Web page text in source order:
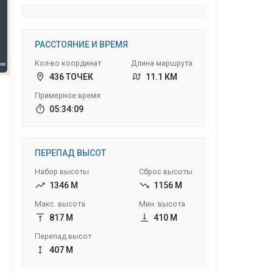
РАССТОЯНИЕ И ВРЕМЯ
Кол-во координат
436 ТОЧЕК
Примерное время
05:34:09
Длина маршрута
11.1 КМ
ПЕРЕПАД ВЫСОТ
Набор высоты
1346 М
Макс. высота
817 М
Перепад высот
407 М
Сброс высоты
1156 М
Мин. высота
410 М